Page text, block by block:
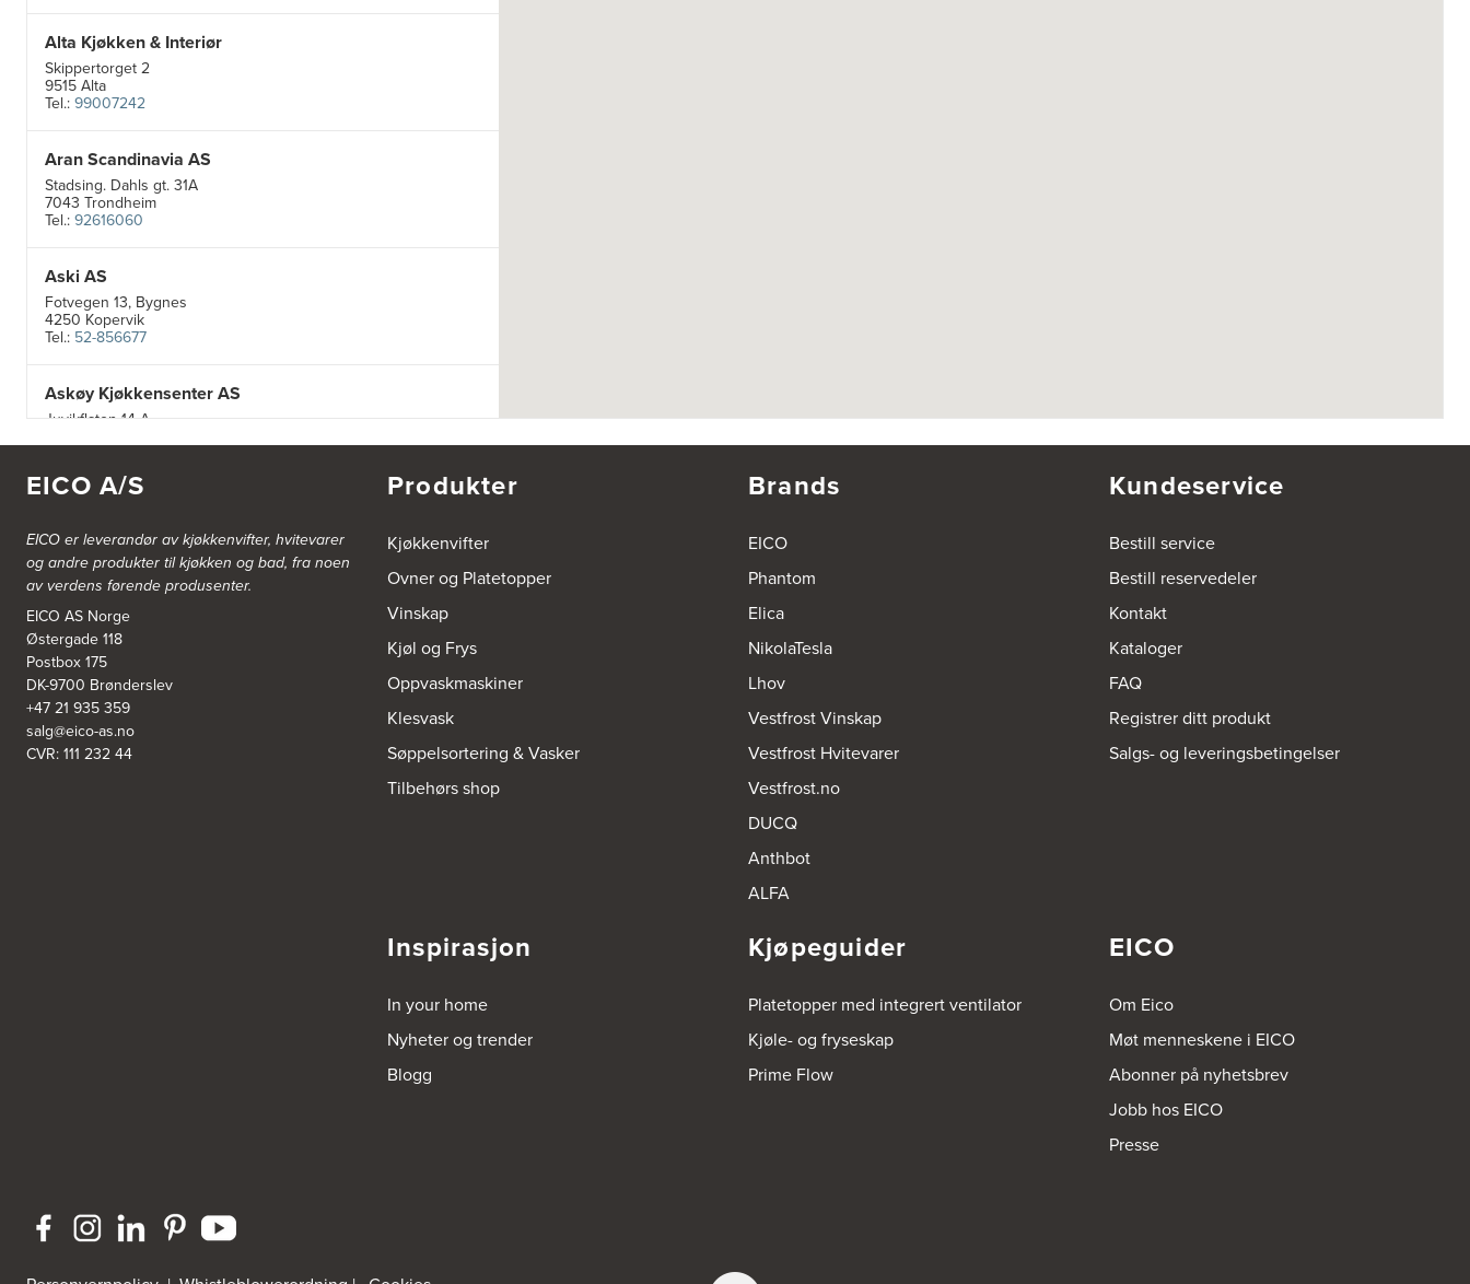
Alta Kjøkken & Interiør
Skippertorget 2
9515 Alta
Tel.:99007242
Aran Scandinavia AS
Stadsing. Dahls gt. 31A
7043 Trondheim
Tel.:92616060
Aski AS
Fotvegen 13, Bygnes
4250 Kopervik
Tel.: 52-856677
Askøy Kjøkkensenter AS
Juvikflaten 14 A
https://jke-design.com/no/butikk/jke-askoey
Aurland Elektriske AS
Odden 10 A
5745 Aurland
Tel.:57-633463
Bekkestua kjøkkenstudio as
Gamle Ringeriksvei 32
1357 Bekkestua
Tel.:99228877
Bergen Kjøkkensenter A/S
Blå Bolig AS
Sentrumsvn. 4
EICO A/S
EICO er leverandør av kjøkkenvifter, hvitevarer
og andre produkter til kjøkken og bad, fra noen
av verdens førende produsenter.
EICO AS Norge
Østergade 118
Postbox 175
DK-9700 Brønderslev
+47 21 935 359
salg@eico-as.no
CVR: 111 232 44
Produkter
Kjøkkenvifter
Ovner og Platetopper
Vinskap
Kjøl og Frys
Oppvaskmaskiner
Klesvask
Søppelsortering & Vasker
Tilbehørs shop
Brands
EICO
Phantom
Elica
NikolaTesla
Lhov
Vestfrost Vinskap
Vestfrost Hvitevarer
Vestfrost.no
DUCQ
Anthbot
ALFA
Kundeservice
Bestill service
Bestill reservedeler
Kontakt
Kataloger
FAQ
Registrer ditt produkt
Salgs- og leveringsbetingelser
Inspirasjon
In your home
Nyheter og trender
Blogg
Kjøpeguider
Platetopper med integrert ventilator
Kjøle- og fryseskap
Prime Flow
EICO
Om Eico
Møt menneskene i EICO
Abonner på nyhetsbrev
Jobb hos EICO
Presse